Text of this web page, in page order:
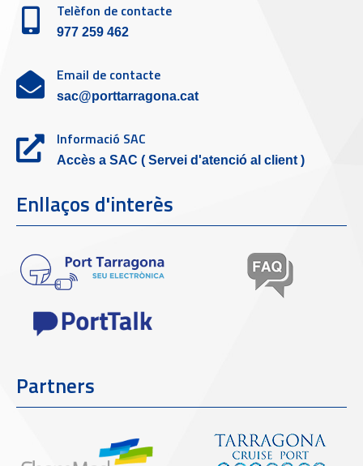
Telèfon de contacte
977 259 462
Email de contacte
sac@porttarragona.cat
Informació SAC
Accès a SAC ( Servei d'atenció al client )
Enllaços d'interès
Partners